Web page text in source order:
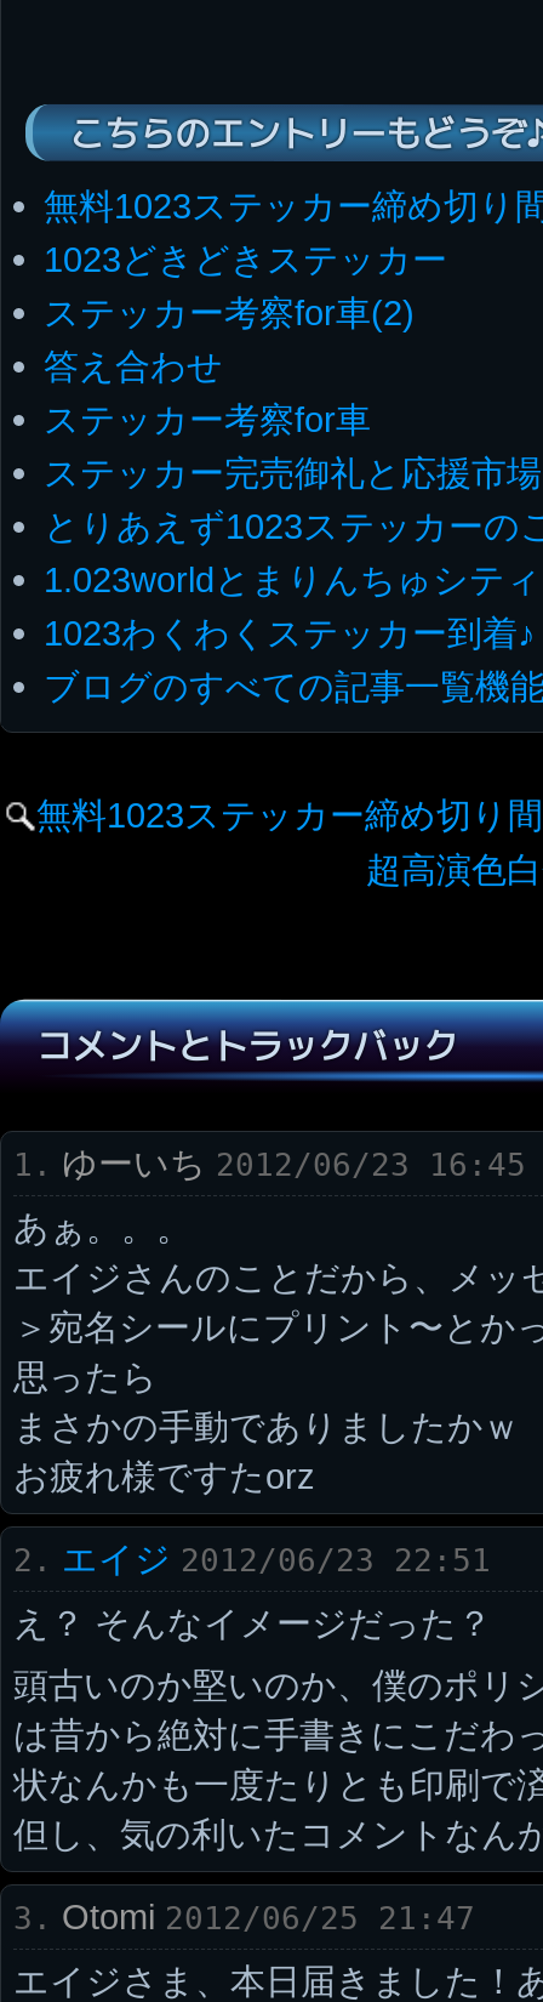
こちらのエントリーもどうぞ
無料1023ステッカー締め切り
1023どきどきステッカー
ステッカー考察for車(2)
答え合わせ
ステッカー考察for車
ステッカー完売御礼と応援市
とりあえず1023ステッカーの
1.023worldとまりんちゅシテ
1023わくわくステッカー到着♪
ブログのすべての記事一覧機
無料1023ステッカー締め切り
超高演色
コメントとトラックバック
1. ゆーいち 2012/06/23 16:45
あぁ。。。
エイジさんのことだから、メッ
＞宛名シールにプリント〜とか
思ったら
まさかの手動でありましたかｗ
お疲れ様ですたorz
2. エイジ 2012/06/23 22:51
え？ そんなイメージだった？
頭古いのか堅いのか、僕のポリ
は昔から絶対に手書きにこだわ
状なんかも一度たりとも印刷で
但し、気の利いたコメントなん
3. Otomi 2012/06/25 21:47
エイジさま、本日届きました！